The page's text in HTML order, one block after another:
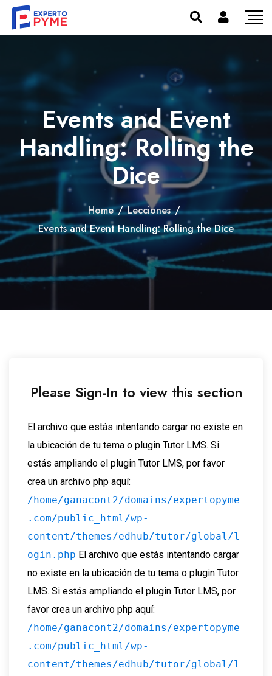
Events and Event
Handling: Rolling the
Dice
Home / Lecciones /
Events and Event Handling: Rolling the Dice
Please Sign-In to view this section
El archivo que estás intentando cargar no existe en
la ubicación de tu tema o plugin Tutor LMS. Si
estás ampliando el plugin Tutor LMS, por favor
crea un archivo php aquí:
/home/ganacont2/domains/expertopyme
.com/public_html/wp-
content/themes/edhub/tutor/global/l
ogin.php El archivo que estás intentando cargar
no existe en la ubicación de tu tema o plugin Tutor
LMS. Si estás ampliando el plugin Tutor LMS, por
favor crea un archivo php aquí:
/home/ganacont2/domains/expertopyme
.com/public_html/wp-
content/themes/edhub/tutor/global/l